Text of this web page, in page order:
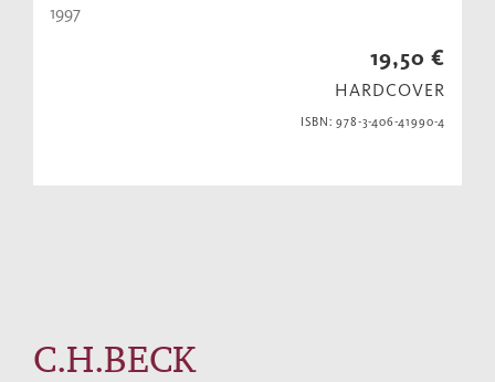
1997
19,50 €
HARDCOVER
ISBN: 978-3-406-41990-4
C.H.BECK